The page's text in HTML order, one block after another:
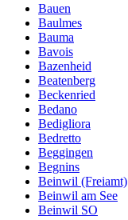
Bauen
Baulmes
Bauma
Bavois
Bazenheid
Beatenberg
Beckenried
Bedano
Bedigliora
Bedretto
Beggingen
Begnins
Beinwil (Freiamt)
Beinwil am See
Beinwil SO